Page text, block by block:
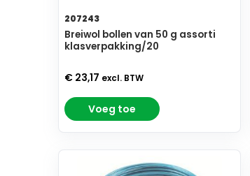
207243
Breiwol bollen van 50 g assorti
klasverpakking/20
€ 23,17 excl. BTW
Voeg toe